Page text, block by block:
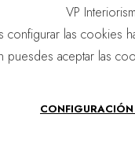
VP
configurar las cookies
puesdes aceptar las